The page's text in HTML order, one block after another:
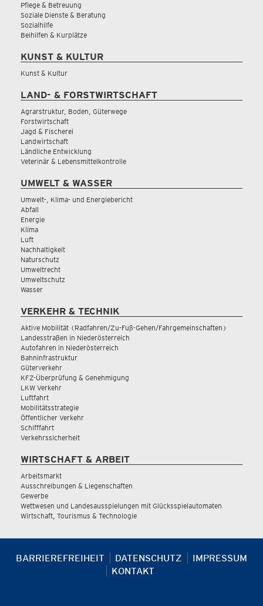
Pflege & Betreuung
Soziale Dienste & Beratung
Sozialhilfe
Beihilfen & Kurplätze
KUNST & KULTUR
Kunst & Kultur
LAND- & FORSTWIRTSCHAFT
Agrarstruktur, Boden, Güterwege
Forstwirtschaft
Jagd & Fischerei
Landwirtschaft
Ländliche Entwicklung
Veterinär & Lebensmittelkontrolle
UMWELT & WASSER
Umwelt-, Klima- und Energiebericht
Abfall
Energie
Klima
Luft
Nachhaltigkeit
Naturschutz
Umweltrecht
Umweltschutz
Wasser
VERKEHR & TECHNIK
Aktive Mobilität (Radfahren/Zu-Fuß-Gehen/Fahrgemeinschaften)
Landesstraßen in Niederösterreich
Autofahren in Niederösterreich
Bahninfrastruktur
Güterverkehr
KFZ-Überprüfung & Genehmigung
LKW Verkehr
Luftfahrt
Mobilitätsstrategie
Öffentlicher Verkehr
Schifffahrt
Verkehrssicherheit
WIRTSCHAFT & ARBEIT
Arbeitsmarkt
Ausschreibungen & Liegenschaften
Gewerbe
Wettwesen und Landesausspielungen mit Glücksspielautomaten
Wirtschaft, Tourismus & Technologie
BARRIEREFREIHEIT DATENSCHUTZ
IMPRESSUM
KONTAKT